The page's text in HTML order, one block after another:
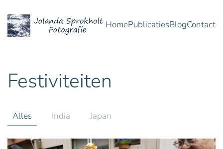
Overslaan en naar de inhoud gaan
HomePublicatiesBlogContact
Festiviteiten
Alles India Japan